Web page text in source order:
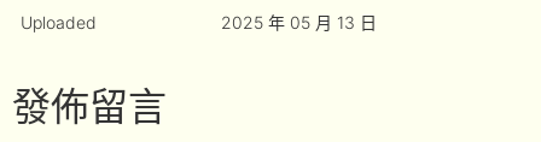
Uploaded 2025 年 05 月 13 日
發佈留言